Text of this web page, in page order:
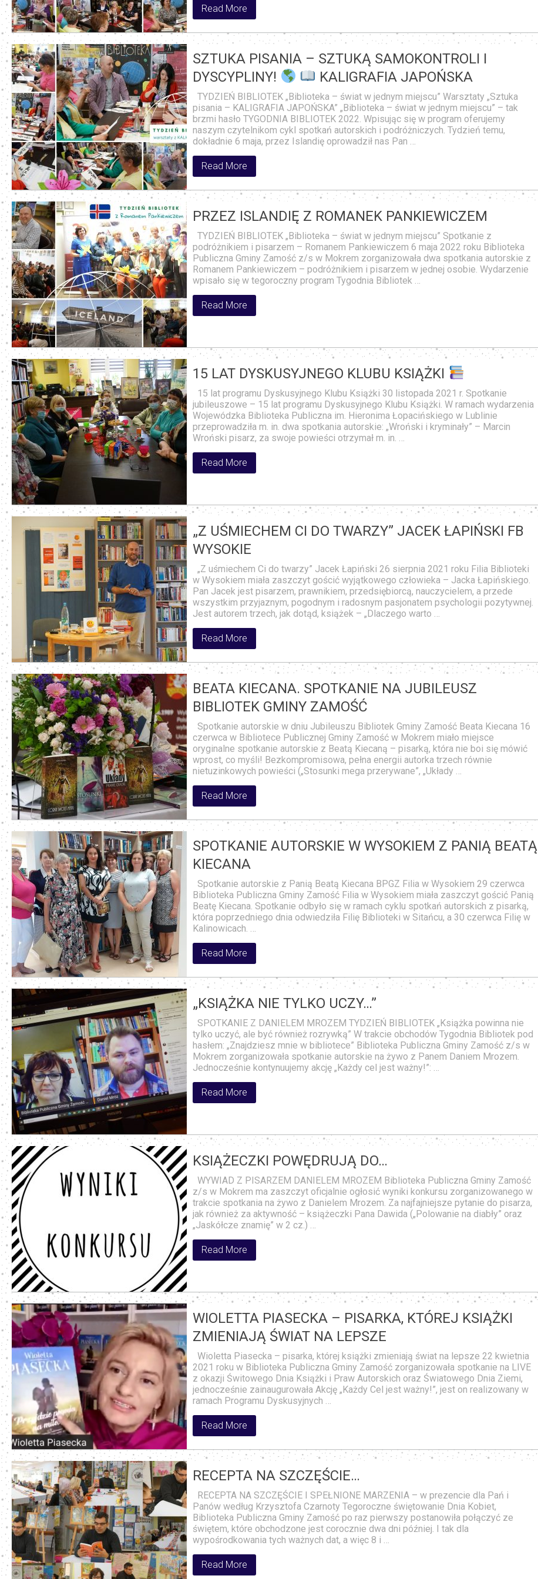
Read More
SZTUKA PISANIA – SZTUKĄ SAMOKONTROLI I
DYSCYPLINY!
KALIGRAFIA JAPOŃSKA
TYDZIEŃ BIBLIOTEK „Biblioteka – świat w jednym miejscu” Warsztaty „Sztuka
pisania – KALIGRAFIA JAPOŃSKA” „Biblioteka – świat w jednym miejscu” – tak
brzmi hasło TYGODNIA BIBLIOTEK 2022. Wpisując się w program oferujemy
naszym czytelnikom cykl spotkań autorskich i podróżniczych. Tydzień temu,
dokładnie 6 maja, przez Islandię oprowadził nas Pan …
Read More
PRZEZ ISLANDIĘ Z ROMANEK PANKIEWICZEM
TYDZIEŃ BIBLIOTEK „Biblioteka – świat w jednym miejscu” Spotkanie z
podróżnikiem i pisarzem – Romanem Pankiewiczem 6 maja 2022 roku Biblioteka
Publiczna Gminy Zamość z/s w Mokrem zorganizowała dwa spotkania autorskie z
Romanem Pankiewiczem – podróżnikiem i pisarzem w jednej osobie. Wydarzenie
wpisało się w tegoroczny program Tygodnia Bibliotek …
Read More
15 LAT DYSKUSYJNEGO KLUBU KSIĄŻKI
15 lat programu Dyskusyjnego Klubu Książki 30 listopada 2021 r. Spotkanie
jubileuszowe – 15 lat programu Dyskusyjnego Klubu Książki. W ramach wydarzenia
Wojewódzka Biblioteka Publiczna im. Hieronima Łopacińskiego w Lublinie
przeprowadziła m. in. dwa spotkania autorskie: „Wroński i kryminały” – Marcin
Wroński pisarz, za swoje powieści otrzymał m. in. …
Read More
„Z UŚMIECHEM CI DO TWARZY” JACEK ŁAPIŃSKI FB
WYSOKIE
„Z uśmiechem Ci do twarzy” Jacek Łapiński 26 sierpnia 2021 roku Filia Biblioteki
w Wysokiem miała zaszczyt gościć wyjątkowego człowieka – Jacka Łapińskiego.
Pan Jacek jest pisarzem, prawnikiem, przedsiębiorcą, nauczycielem, a przede
wszystkim przyjaznym, pogodnym i radosnym pasjonatem psychologii pozytywnej.
Jest autorem trzech, jak dotąd, książek – „Dlaczego warto …
Read More
BEATA KIECANA. SPOTKANIE NA JUBILEUSZ
BIBLIOTEK GMINY ZAMOŚĆ
Spotkanie autorskie w dniu Jubileuszu Bibliotek Gminy Zamość Beata Kiecana 16
czerwca w Bibliotece Publicznej Gminy Zamość w Mokrem miało miejsce
oryginalne spotkanie autorskie z Beatą Kiecaną – pisarką, która nie boi się mówić
wprost, co myśli! Bezkompromisowa, pełna energii autorka trzech równie
nietuzinkowych powieści („Stosunki mega przerywane”, „Układy …
Read More
SPOTKANIE AUTORSKIE W WYSOKIEM Z PANIĄ BEATĄ
KIECANA
Spotkanie autorskie z Panią Beatą Kiecana BPGZ Filia w Wysokiem 29 czerwca
Biblioteka Publiczna Gminy Zamość Filia w Wysokiem miała zaszczyt gościć Panią
Beatę Kiecana. Spotkanie odbyło się w ramach cyklu spotkań autorskich z pisarką,
która poprzedniego dnia odwiedziła Filię Biblioteki w Sitańcu, a 30 czerwca Filię w
Kalinowicach. …
Read More
„KSIĄŻKA NIE TYLKO UCZY…”
SPOTKANIE Z DANIELEM MROZEM TYDZIEŃ BIBLIOTEK „Książka powinna nie
tylko uczyć, ale być również rozrywką” W trakcie obchodów Tygodnia Bibliotek pod
hasłem: „Znajdziesz mnie w bibliotece” Biblioteka Publiczna Gminy Zamość z/s w
Mokrem zorganizowała spotkanie autorskie na żywo z Panem Daniem Mrozem.
Jednocześnie kontynuujemy akcję „Każdy cel jest ważny!”: …
Read More
KSIĄŻECZKI POWĘDRUJĄ DO…
WYWIAD Z PISARZEM DANIELEM MROZEM Biblioteka Publiczna Gminy Zamość
z/s w Mokrem ma zaszczyt oficjalnie ogłosić wyniki konkursu zorganizowanego w
trakcie spotkania na żywo z Danielem Mrozem. Za najfajniejsze pytanie do pisarza,
jak również za aktywność – książeczki Pana Dawida („Polowanie na diabły” oraz
„Jaskółcze znamię” w 2 cz.) …
Read More
WIOLETTA PIASECKA – PISARKA, KTÓREJ KSIĄŻKI
ZMIENIAJĄ ŚWIAT NA LEPSZE
Wioletta Piasecka – pisarka, której książki zmieniają świat na lepsze 22 kwietnia
2021 roku w Biblioteka Publiczna Gminy Zamość zorganizowała spotkanie na LIVE
z okazji Świtowego Dnia Książki i Praw Autorskich oraz Światowego Dnia Ziemi,
jednocześnie zainaugurowała Akcję „Każdy Cel jest ważny!”, jest on realizowany w
ramach Programu Dyskusyjnych …
Read More
RECEPTA NA SZCZĘŚCIE…
RECEPTA NA SZCZĘŚCIE I SPEŁNIONE MARZENIA – w prezencie dla Pań i
Panów według Krzysztofa Czarnoty Tegoroczne świętowanie Dnia Kobiet,
Biblioteka Publiczna Gminy Zamość po raz pierwszy postanowiła połączyć ze
świętem, które obchodzone jest corocznie dwa dni później. I tak dla
wypośrodkowania tych ważnych dat, a więc 8 i …
Read More